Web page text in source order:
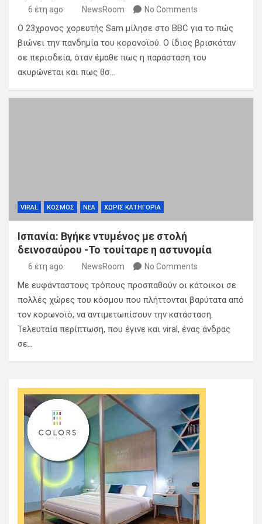
6 έτη ago NewsRoom No Comments
Ο 23χρονος χορευτής Sam μίλησε στο BBC για το πώς
βιώνει την πανδημία του κορονοϊού. Ο ίδιος βρισκόταν
σε περιοδεία, όταν έμαθε πως η παράσταση του
ακυρώνεται και πως θσ…
VIRAL ΚΟΣΜΟΣ ΝΕΑ ΧΩΡΊΣ ΚΑΤΗΓΟΡΊΑ
Ισπανία: Βγήκε ντυμένος με στολή
δεινοσαύρου -Το τουίταρε η αστυνομία
6 έτη ago NewsRoom No Comments
Με ευφάνταστους τρόπους προσπαθούν οι κάτοικοι σε
πολλές χώρες του κόσμου που πλήττονται βαρύτατα από
τον κορωνοϊό, να αντιμετωπίσουν την κατάσταση.
Τελευταία περίπτωση, που έγινε και viral, ένας άνδρας
σε…